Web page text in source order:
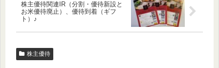
株主優待関連IR（分割・優待新設と
お米優待廃止）、優待到着（ギフ
ト）♪
株主優待